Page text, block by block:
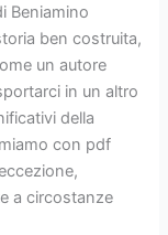
Beniamino
ben costruita,
un autore
in un altro
della
con pdf
a circostanze